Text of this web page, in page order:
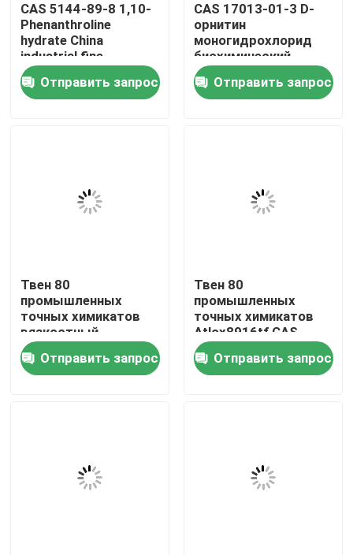
Дом
Проверка качества
Свяжитесь мы
CAS 5144-89-8 1,10-
Phenanthroline
hydrate China
industrial fine
chemicals factory
Отправить запрос
CAS 17013-01-3 D-
орнитин
моногидрохлорид
биохимический
реагент для
лабораторий
Отправить запрос
Твен 80
промышленных
точных химикатов
вязкостный
жидкостный CAS
9005-65-6
Отправить запрос
Твен 80
промышленных
точных химикатов
Atlox8916tf CAS
9005-65-6
Отправить запрос